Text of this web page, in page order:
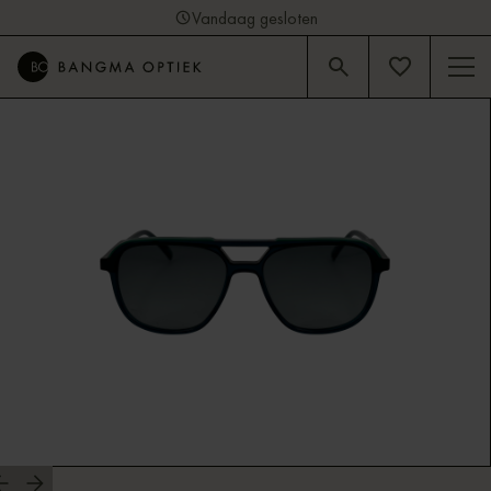
Vandaag gesloten
4.9
Beoordeling op Google (92)